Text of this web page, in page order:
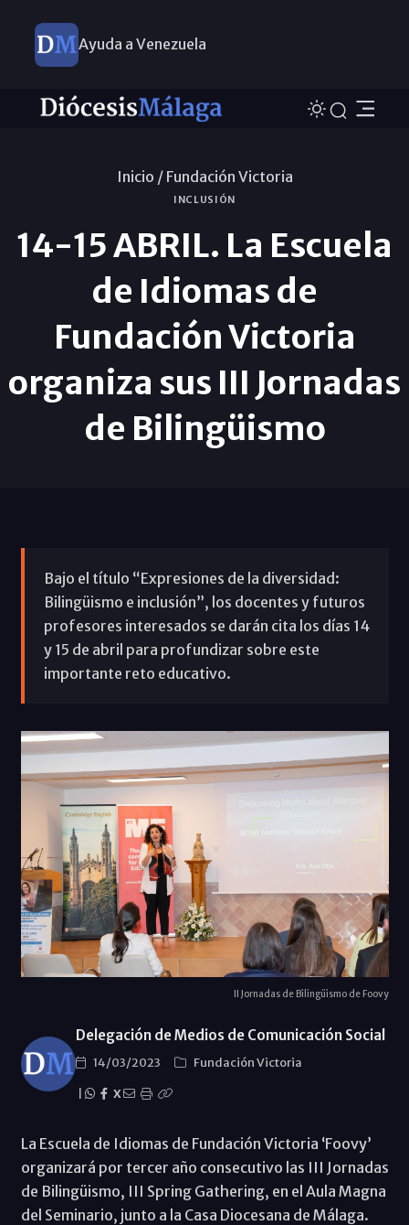
Ayuda a Venezuela
Inicio / Fundación Victoria
INCLUSIÓN
14-15 ABRIL. La Escuela
de Idiomas de
Fundación Victoria
organiza sus III Jornadas
de Bilingüismo
Bajo el título “Expresiones de la diversidad:
Bilingüismo e inclusión”, los docentes y futuros
profesores interesados se darán cita los días 14
y 15 de abril para profundizar sobre este
importante reto educativo.
II Jornadas de Bilingüismo de Foovy
Delegación de Medios de Comunicación Social
14/03/2023
Fundación Victoria
X
La Escuela de Idiomas de Fundación Victoria ‘Foovy’
organizará por tercer año consecutivo las III Jornadas
de Bilingüismo, III Spring Gathering, en el Aula Magna
del Seminario, junto a la Casa Diocesana de Málaga.